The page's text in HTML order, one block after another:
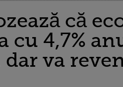
că
cu 4,7%
va